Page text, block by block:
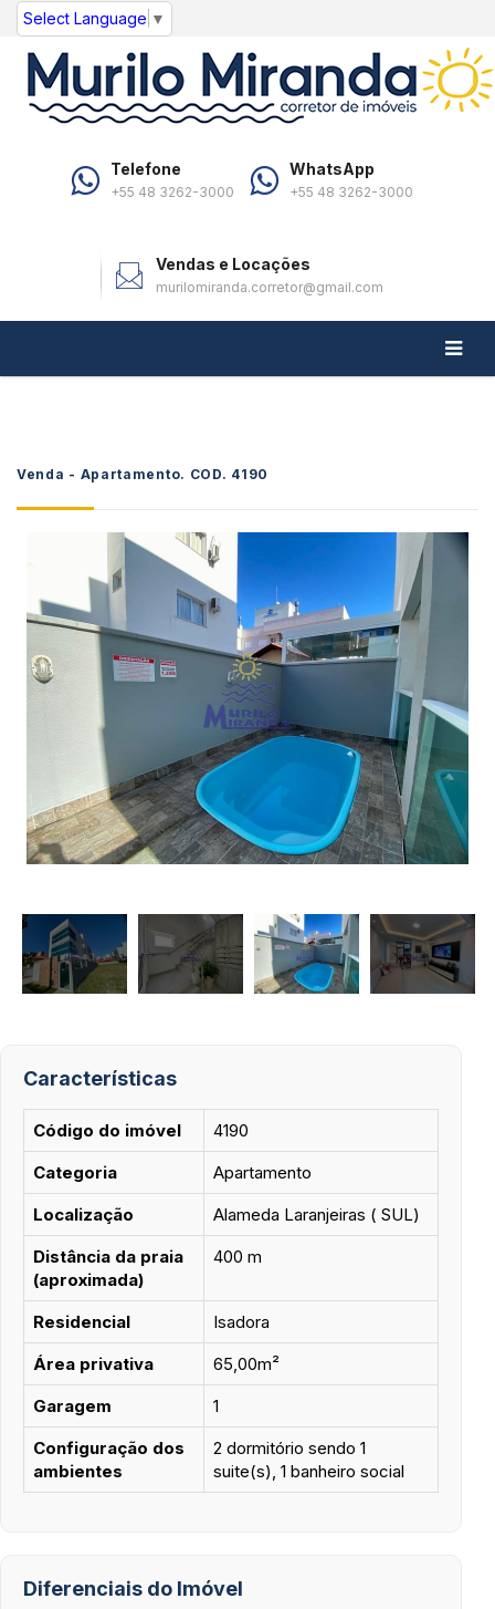
Select Language ▼
Telefone
+55 48 3262-3000
WhatsApp
+55 48 3262-3000
Vendas e Locações
murilomiranda.corretor@gmail.com
Venda - Apartamento. COD. 4190
Características
Código do imóvel
4190
Categoria
Apartamento
Localização
Alameda Laranjeiras ( SUL)
Distância da praia
(aproximada)
400 m
Residencial
Isadora
Área privativa
65,00m²
Garagem
1
Configuração dos
ambientes
2 dormitório sendo 1
suite(s), 1 banheiro social
Diferenciais do Imóvel